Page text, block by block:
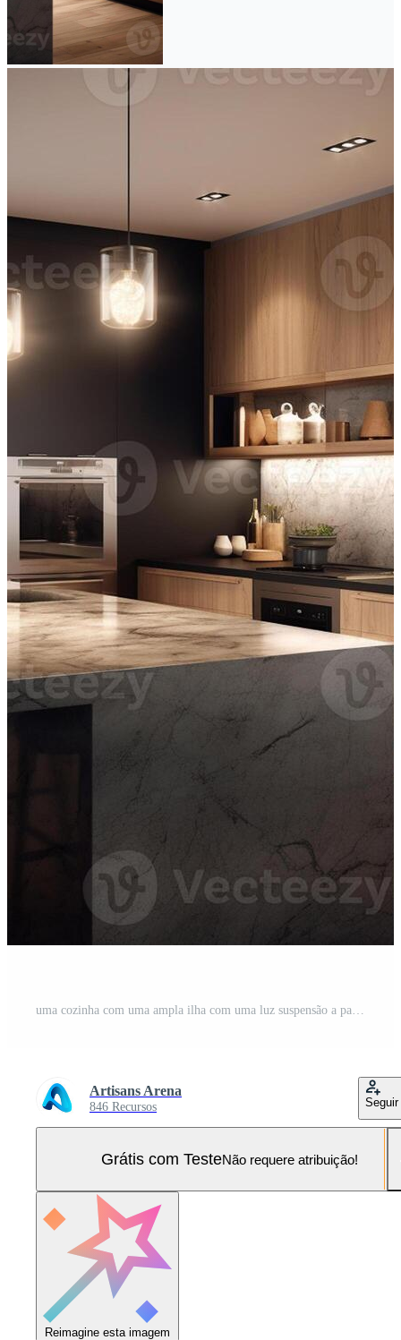
uma cozinha com uma ampla ilha com uma luz suspensão a partir de a teto generativo ai gerado Foto Pro
Artisans Arena
846 Recursos Seguir
Grátis com TesteNão requere atribuição!
Reimagine esta imagem